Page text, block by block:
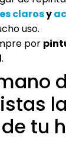
clarosy
uso.
por
.
tu